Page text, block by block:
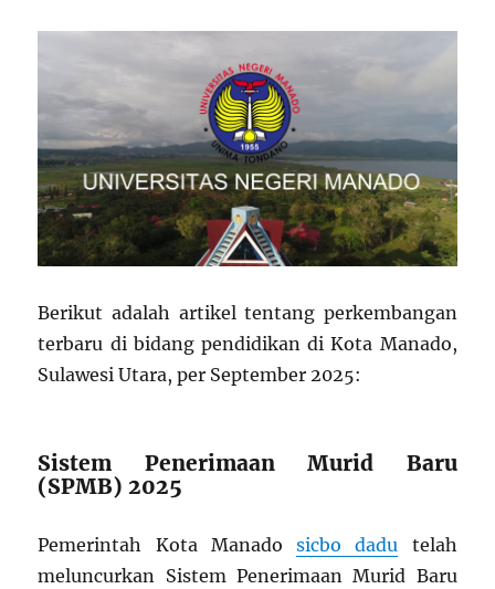
Berikut adalah artikel tentang perkembangan
terbaru di bidang pendidikan di Kota Manado,
Sulawesi Utara, per September 2025:
Sistem Penerimaan Murid Baru
(SPMB) 2025
Pemerintah Kota Manadosicbo dadu telah
meluncurkan Sistem Penerimaan Murid Baru